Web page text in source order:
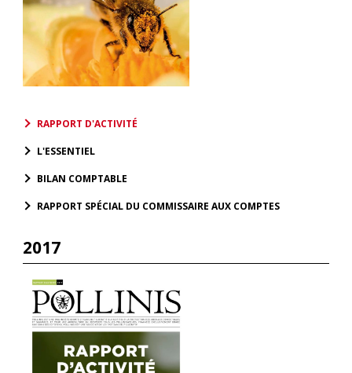
RAPPORT D'ACTIVITÉ
L'ESSENTIEL
BILAN COMPTABLE
RAPPORT SPÉCIAL DU COMMISSAIRE AUX COMPTES
2017